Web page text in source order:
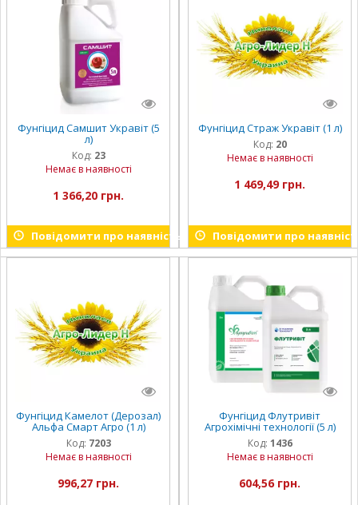
Фунгіцид Самшит Укравіт (5
л)
Код: 23
Немає в наявності
1 366,20 грн.
Повідомити про наявність
Фунгіцид Страж Укравіт (1 л)
Код: 20
Немає в наявності
1 469,49 грн.
Повідомити про
Фунгіцид Камелот (Дерозал)
Альфа Смарт Агро (1 л)
Код: 7203
Немає в наявності
996,27 грн.
Фунгіцид Флутривіт
Агрохімічні технології (5 л)
Код: 1436
Немає в наявності
604,56 грн.